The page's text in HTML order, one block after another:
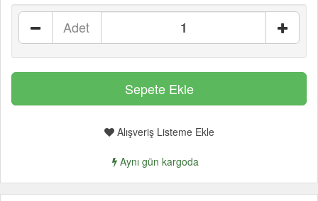
Adet
Alışveriş Listeme Ekle
Aynı gün kargoda